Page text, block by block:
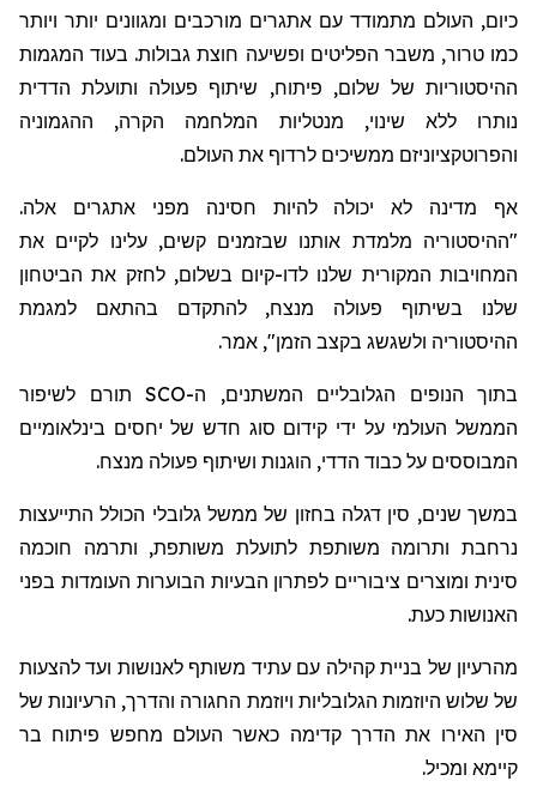
כיום, העולם מתמודד עם אתגרים מורכבים ומגוונים יותר ויותר
כמו טרור, משבר הפליטים ופשיעה חוצת גבולות. בעוד המגמות
ההיסטוריות של שלום, פיתוח, שיתוף פעולה ותועלת הדדית
נותרו ללא שינוי, מנטליות המלחמה הקרה, ההגמוניה
והפרוטקציוניזם ממשיכים לרדוף את העולם.
אף מדינה לא יכולה להיות חסינה מפני אתגרים אלה.
"ההיסטוריה מלמדת אותנו שבזמנים קשים, עלינו לקיים את
המחויבות המקורית שלנו לדו-קיום בשלום, לחזק את הביטחון
שלנו בשיתוף פעולה מנצח, להתקדם בהתאם למגמת
ההיסטוריה ולשגשג בקצב הזמן", אמר.
בתוך הנופים הגלובליים המשתנים, ה-SCO תורם לשיפור
הממשל העולמי על ידי קידום סוג חדש של יחסים בינלאומיים
המבוססים על כבוד הדדי, הוגנות ושיתוף פעולה מנצח.
במשך שנים, סין דגלה בחזון של ממשל גלובלי הכולל התייעצות
נרחבת ותרומה משותפת לתועלת משותפת, ותרמה חוכמה
סינית ומוצרים ציבוריים לפתרון הבעיות הבוערות העומדות בפני
האנושות כעת.
מהרעיון של בניית קהילה עם עתיד משותף לאנושות ועד להצעות
של שלוש היוזמות הגלובליות ויוזמת החגורה והדרך, הרעיונות של
סין האירו את הדרך קדימה כאשר העולם מחפש פיתוח בר
קיימא ומכיל.